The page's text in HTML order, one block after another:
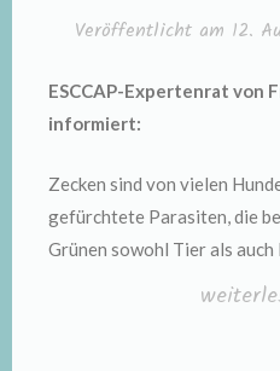
Veröffentlicht am 12.
ESCCAP-Expertenrat von
informiert:
Zecken sind von vielen
gefürchtete Parasiten, die
Grünen sowohl Tier als
„Zu